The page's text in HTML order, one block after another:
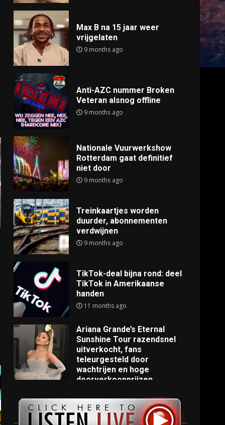
Max B na 15 jaar weer
vrijgelaten
9 months ago
Anti-AZC nummer Broken
Veteran alsnog offline
9 months ago
Nationale Vuurwerkshow
Rotterdam gaat definitief
niet door
9 months ago
Treinkaartjes worden
duurder, abonnementen
verdwijnen
9 months ago
TikTok-deal bijna rond: deel
TikTok in Amerikaanse
handen
11 months ago
Ariana Grande’s Eternal
Sunshine Tour razendsnel
uitverkocht, fans
teleurgesteld door
wachtrijen en hoge
doorverkoopprijzen